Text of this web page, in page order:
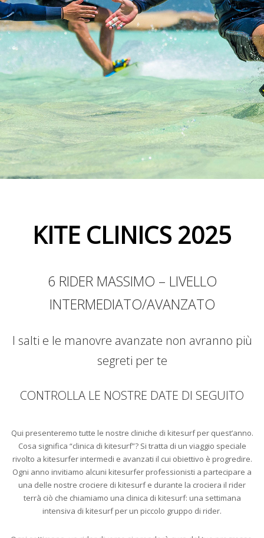
KITE CLINICS 2025
6 RIDER MASSIMO – LIVELLO
INTERMEDIATO/AVANZATO
I salti e le manovre avanzate non avranno più
segreti per te
CONTROLLA LE NOSTRE DATE DI SEGUITO
Qui presenteremo tutte le nostre cliniche di kitesurf per quest’anno.
Cosa significa “clinica di kitesurf”? Si tratta di un viaggio speciale
rivolto a kitesurfer intermedi e avanzati il cui obiettivo è progredire.
Ogni anno invitiamo alcuni kitesurfer professionisti a partecipare a
una delle nostre crociere di kitesurf e durante la crociera il rider
terrà ciò che chiamiamo una clinica di kitesurf: una settimana
intensiva di kitesurf per un piccolo gruppo di rider.